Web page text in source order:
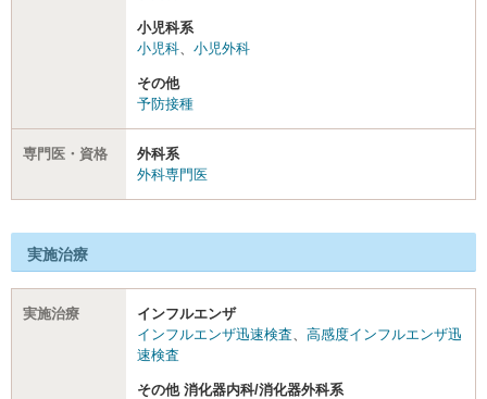
小児科系
小児科、 小児外科
その他
予防接種
専門医・資格
外科系
外科専門医
実施治療
実施治療
インフルエンザ
インフルエンザ迅速検査、 高感度インフルエンザ迅
速検査
その他 消化器内科/消化器外科系